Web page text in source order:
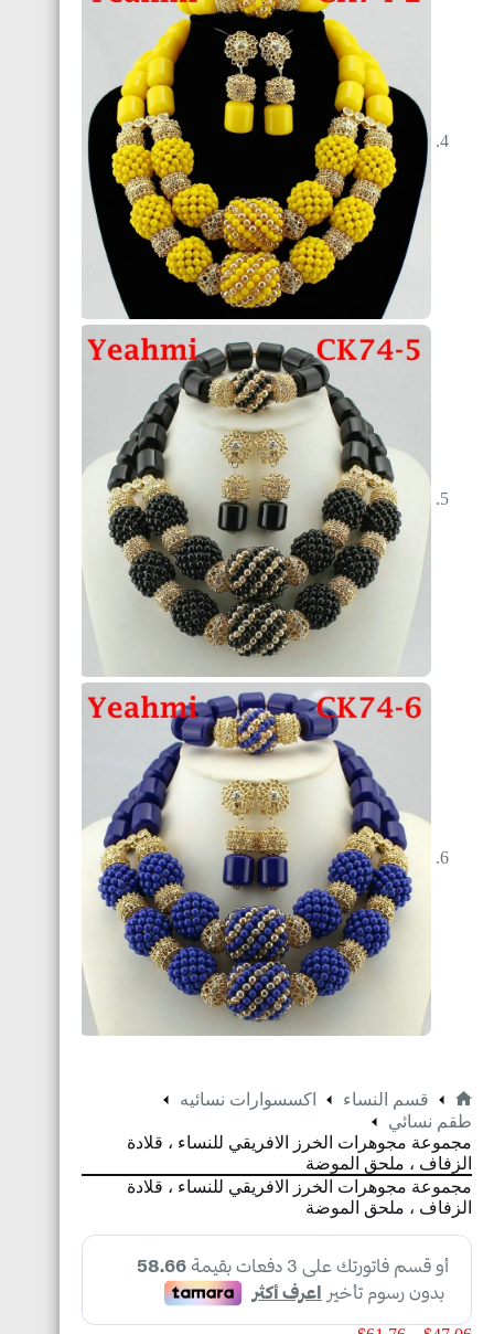
قسم النساء
اكسسوارات نسائيه
طقم نسائي
مجموعة مجوهرات الخرز الافريقي للنساء ، قلادة
الزفاف ، ملحق الموضة
مجموعة مجوهرات الخرز الافريقي للنساء ، قلادة
الزفاف ، ملحق الموضة